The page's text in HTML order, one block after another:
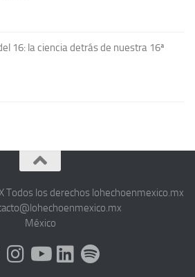
16: la ciencia detrás de nuestra 16ª
Todos los derechos lohechoenmexico.mx
México